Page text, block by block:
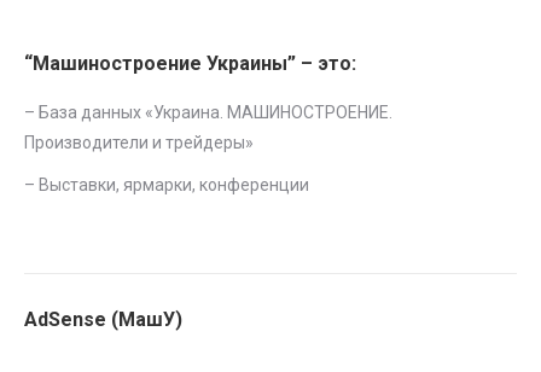
“Машиностроение Украины” – это:
– База данных «Украина. МАШИНОСТРОЕНИЕ.
Производители и трейдеры»
– Выставки, ярмарки, конференции
AdSense (МашУ)